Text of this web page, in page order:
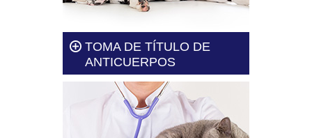
TOMA DE TÍTULO DE
ANTICUERPOS
El proceso de la toma de título
de anticuerpos solo debe
realizarlo un veterinario
capacitado.